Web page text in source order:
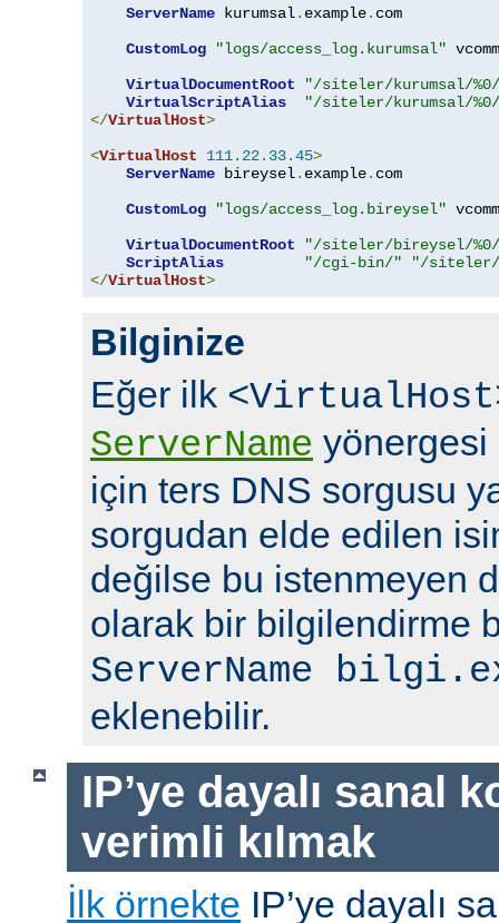
ServerName kurumsal. example. com
CustomLog
"logs/access_log.kurumsal"
VirtualDocumentRoot
"/siteler/kurumsal/
VirtualScriptAlias
"/siteler/kurumsal/
</VirtualHost>
<VirtualHost 111.22. 33.45>
ServerName bireysel. example. com
CustomLog
"logs/access_log.bireysel"
VirtualDocumentRoot
"/siteler/bireysel/
ScriptAlias
"/cgi-bin/"
"/
</VirtualHost>
Bilginize
Eğer ilk
ServerName yönergesi
için ters DNS sorgusu
sorgudan elde edilen
değilse bu istenmeyen
olarak bir bilgilendirme
ServerName
eklenebilir.
IP’ye dayalı sanal
verimli kılmak
İlk örnekte IP’ye dayalı